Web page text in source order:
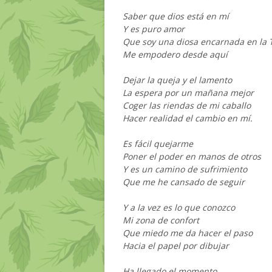
Saber que dios está en mí
Y es puro amor
Que soy una diosa encarnada en la
Me empodero desde aquí
Dejar la queja y el lamento
La espera por un mañana mejor
Coger las riendas de mi caballo
Hacer realidad el cambio en mí.
Es fácil quejarme
Poner el poder en manos de otros
Y es un camino de sufrimiento
Que me he cansado de seguir
Y a la vez es lo que conozco
Mi zona de confort
Que miedo me da hacer el paso
Hacia el papel por dibujar